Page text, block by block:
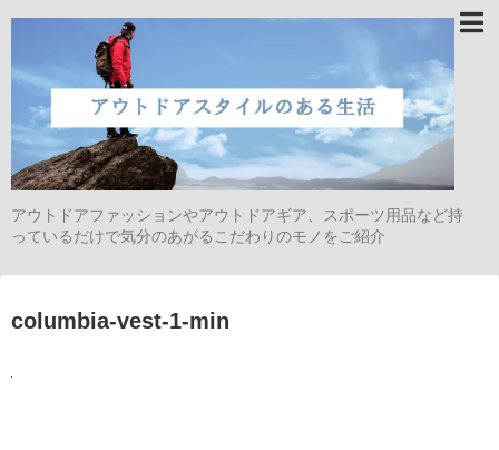
アウトドアファッションやアウトドアギア、スポーツ用品など持
っているだけで気分のあがるこだわりのモノをご紹介
columbia-vest-1-min